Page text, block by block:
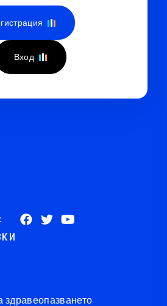
Вход
здравеопазването